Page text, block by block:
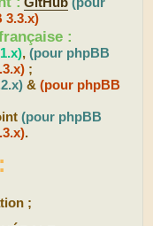
3.3.x)
:
,(pour phpBB
;
&(pour phpBB
(pour phpBB
.
;